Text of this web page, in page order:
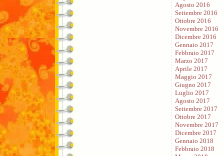
Agosto 2016
Settembre 2016
Ottobre 2016
Novembre 2016
Dicembre 2016
Gennaio 2017
Febbraio 2017
Marzo 2017
Aprile 2017
Maggio 2017
Giugno 2017
Luglio 2017
Agosto 2017
Settembre 2017
Ottobre 2017
Novembre 2017
Dicembre 2017
Gennaio 2018
Febbraio 2018